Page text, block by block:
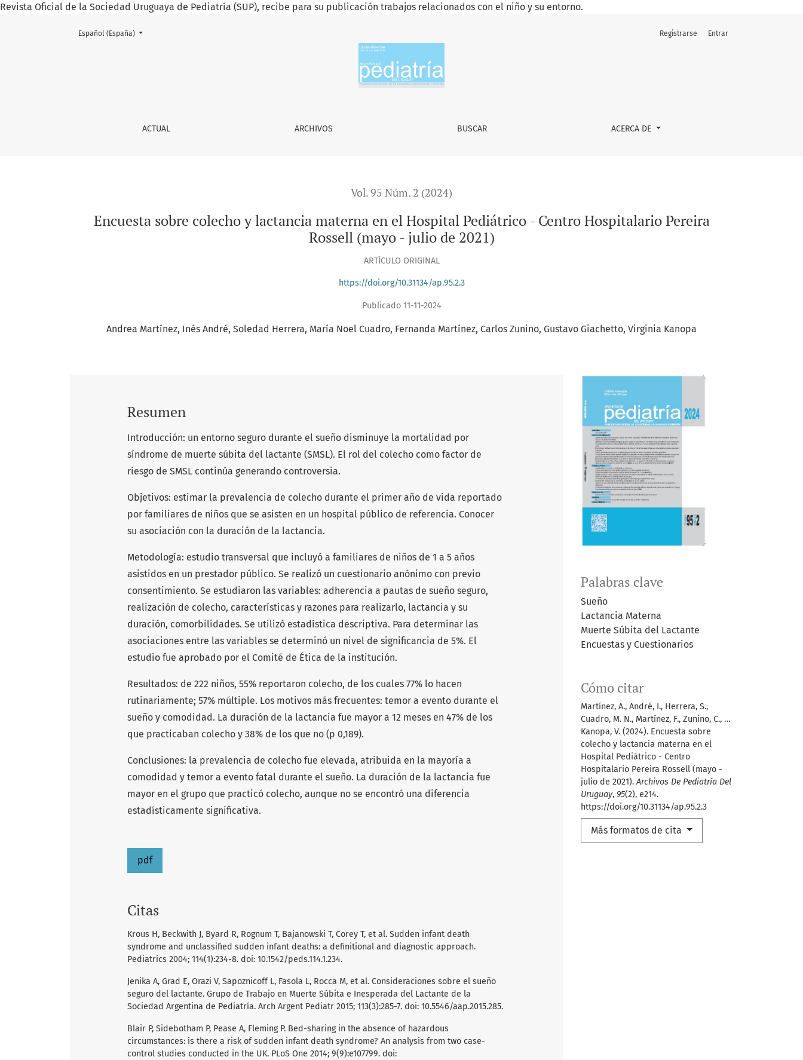
Revista Oficial de la Sociedad Uruguaya de Pediatría (SUP), recibe para su publicación trabajos relacionados con el niño y su entorno.
Encuesta sobre colecho y lactancia materna en el Hospital Pediátrico - Centro Hospitalario Pereira Rossell (mayo - julio de 2021)
ACTUAL ARCHIVOS BUSCAR ACERCA DE
Registrarse Entrar
Cambiar el idioma. El actual es:
Español (España)
Vol. 95 Núm. 2 (2024)
Encuesta sobre colecho y lactancia materna en el Hospital Pediátrico - Centro Hospitalario Pereira
Rossell (mayo - julio de 2021)
ARTÍCULO ORIGINAL
https://doi.org/10.31134/ap.95.2.3
Publicado 11-11-2024
Andrea Martínez Inés André Soledad Herrera María Noel Cuadro Fernanda Martínez Carlos Zunino Gustavo Giachetto Virginia Kanopa
Palabras clave
Sueño
Lactancia Materna
Muerte Súbita del Lactante
Encuestas y Cuestionarios
Cómo citar
Martínez, A., André, I., Herrera, S.,
Cuadro, M. N., Martínez, F., Zunino, C., …
Kanopa, V. (2024). Encuesta sobre
colecho y lactancia materna en el
Hospital Pediátrico - Centro
Hospitalario Pereira Rossell (mayo -
julio de 2021).Archivos De Pediatría Del
Uruguay, 95(2), e214.
https://doi.org/10.31134/ap.95.2.3
Más formatos de cita
Resumen
Introducción: un entorno seguro durante el sueño disminuye la mortalidad por
síndrome de muerte súbita del lactante (SMSL). El rol del colecho como factor de
riesgo de SMSL continúa generando controversia.
Objetivos: estimar la prevalencia de colecho durante el primer año de vida reportado
por familiares de niños que se asisten en un hospital público de referencia. Conocer
su asociación con la duración de la lactancia.
Metodología: estudio transversal que incluyó a familiares de niños de 1 a 5 años
asistidos en un prestador público. Se realizó un cuestionario anónimo con previo
consentimiento. Se estudiaron las variables: adherencia a pautas de sueño seguro,
realización de colecho, características y razones para realizarlo, lactancia y su
duración, comorbilidades. Se utilizó estadística descriptiva. Para determinar las
asociaciones entre las variables se determinó un nivel de significancia de 5%. El
estudio fue aprobado por el Comité de Ética de la institución.
Resultados: de 222 niños, 55% reportaron colecho, de los cuales 77% lo hacen
rutinariamente; 57% múltiple. Los motivos más frecuentes: temor a evento durante el
sueño y comodidad. La duración de la lactancia fue mayor a 12 meses en 47% de los
que practicaban colecho y 38% de los que no (p 0,189).
Conclusiones: la prevalencia de colecho fue elevada, atribuida en la mayoría a
comodidad y temor a evento fatal durante el sueño. La duración de la lactancia fue
mayor en el grupo que practicó colecho, aunque no se encontró una diferencia
estadísticamente significativa.
pdf
Citas
Krous H, Beckwith J, Byard R, Rognum T, Bajanowski T, Corey T, et al. Sudden infant death
syndrome and unclassified sudden infant deaths: a definitional and diagnostic approach.
Pediatrics 2004; 114(1):234-8. doi: 10.1542/peds.114.1.234.
Jenika A, Grad E, Orazi V, Sapoznicoff L, Fasola L, Rocca M, et al. Consideraciones sobre el sueño
seguro del lactante. Grupo de Trabajo en Muerte Súbita e Inesperada del Lactante de la
Sociedad Argentina de Pediatría. Arch Argent Pediatr 2015; 113(3):285-7. doi: 10.5546/aap.2015.285.
Blair P, Sidebotham P, Pease A, Fleming P. Bed-sharing in the absence of hazardous
circumstances: is there a risk of sudden infant death syndrome? An analysis from two case-
control studies conducted in the UK. PLoS One 2014; 9(9):e107799. doi: